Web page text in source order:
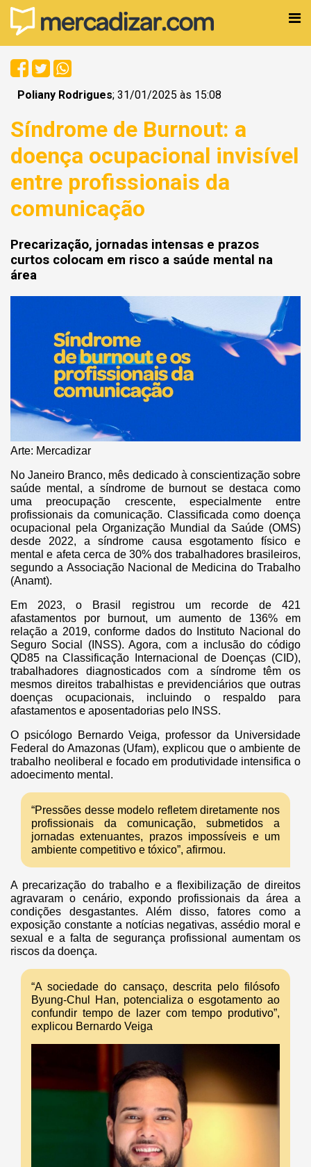
Poliany Rodrigues; 31/01/2025 às 15:08
Síndrome de Burnout: a
doença ocupacional invisível
entre profissionais da
comunicação
Precarização, jornadas intensas e prazos
curtos colocam em risco a saúde mental na
área
Arte: Mercadizar
No Janeiro Branco, mês dedicado à conscientização sobre
saúde mental, a síndrome de burnout se destaca como
uma preocupação crescente, especialmente entre
profissionais da comunicação. Classificada como doença
ocupacional pela Organização Mundial da Saúde (OMS)
desde 2022, a síndrome causa esgotamento físico e
mental e afeta cerca de 30% dos trabalhadores brasileiros,
segundo a Associação Nacional de Medicina do Trabalho
(Anamt).
Em 2023, o Brasil registrou um recorde de 421
afastamentos por burnout, um aumento de 136% em
relação a 2019, conforme dados do Instituto Nacional do
Seguro Social (INSS). Agora, com a inclusão do código
QD85 na Classificação Internacional de Doenças (CID),
trabalhadores diagnosticados com a síndrome têm os
mesmos direitos trabalhistas e previdenciários que outras
doenças ocupacionais, incluindo o respaldo para
afastamentos e aposentadorias pelo INSS.
O psicólogo Bernardo Veiga, professor da Universidade
Federal do Amazonas (Ufam), explicou que o ambiente de
trabalho neoliberal e focado em produtividade intensifica o
adoecimento mental.
“Pressões desse modelo refletem diretamente nos
profissionais da comunicação, submetidos a
jornadas extenuantes, prazos impossíveis e um
ambiente competitivo e tóxico”, afirmou.
A precarização do trabalho e a flexibilização de direitos
agravaram o cenário, expondo profissionais da área a
condições desgastantes. Além disso, fatores como a
exposição constante a notícias negativas, assédio moral e
sexual e a falta de segurança profissional aumentam os
riscos da doença.
“A sociedade do cansaço, descrita pelo filósofo
Byung-Chul Han, potencializa o esgotamento ao
confundir tempo de lazer com tempo produtivo”,
explicou Bernardo Veiga